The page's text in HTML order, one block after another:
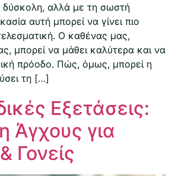
δύσκολη, αλλά με τη σωστή
αυτή μπορεί να γίνει πιο
Ο καθένας μας,
μπορεί να μάθει καλύτερα και να
πρόοδο. Πώς, όμως, μπορεί η
τη […]
Εξετάσεις:
Άγχους για
Γονείς